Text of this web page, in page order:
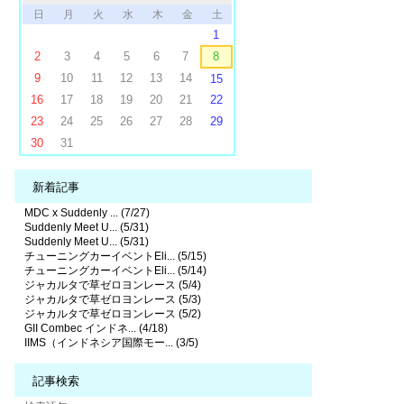
日
月 火 水 木 金 土
1
2
3 4 5 6 7
8
9
10 11 12 13 14
15
16
17 18 19 20 21
22
23
24 25 26 27 28
29
30
31
新着記事
MDC x Suddenly ... (7/27)
Suddenly Meet U... (5/31)
Suddenly Meet U... (5/31)
チューニングカーイベントEli... (5/15)
チューニングカーイベントEli... (5/14)
ジャカルタで草ゼロヨンレース (5/4)
ジャカルタで草ゼロヨンレース (5/3)
ジャカルタで草ゼロヨンレース (5/2)
GII Combec インドネ... (4/18)
IIMS（インドネシア国際モー... (3/5)
記事検索